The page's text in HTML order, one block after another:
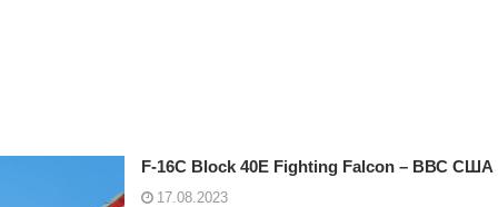
F-16C Block 40E Fighting Falcon – ВВС США
17.08.2023